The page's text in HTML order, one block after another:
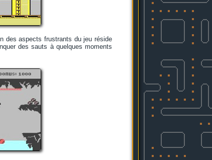
des aspects frustrants du jeu réside
des sauts à quelques moments